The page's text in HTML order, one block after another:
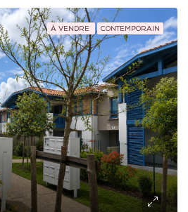
À VENDRE CONTEMPORAIN